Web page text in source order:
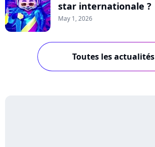
star internationale ?
May 1, 2026
Toutes les actualités